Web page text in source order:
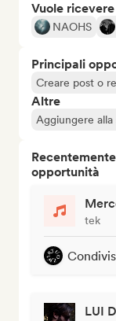
Vuole
NAOHS
Principali
Creare post o
Altre
Aggiungere alla
opportunità
tek
LUI